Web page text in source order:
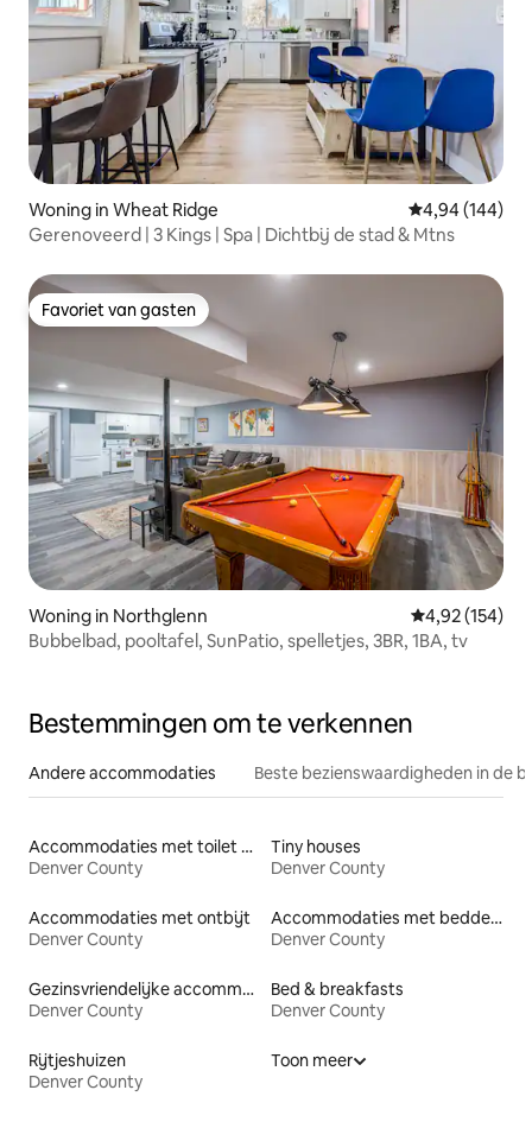
Woning in Wheat Ridge Gemiddelde
4,94 (144)
Gerenoveerd | 3 Kings | Spa | Dichtbij de stad & Mtns
Favoriet van gasten
Favoriet van gasten
Woning in Northglenn Gemiddelde
4,92 (154)
Bubbelbad, pooltafel, SunPatio, spelletjes, 3BR, 1BA, tv
Bestemmingen om te verkennen
Andere accommodaties Beste bezienswaardigheden in de
Accommodaties met toilet op toegankelijke hoogte
Denver County
Tiny houses
Denver County
Accommodaties met ontbijt
Denver County
Accommodaties met bedden op toegankelijke hoogte
Denver County
Gezinsvriendelijke accommodaties
Denver County
Bed & breakfasts
Denver County
Rijtjeshuizen
Denver County
Toon meer